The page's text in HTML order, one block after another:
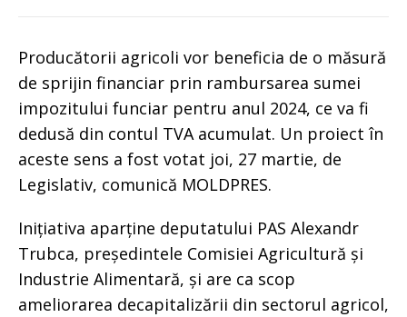
Producătorii agricoli vor beneficia de o măsură
de sprijin financiar prin rambursarea sumei
impozitului funciar pentru anul 2024, ce va fi
dedusă din contul TVA acumulat. Un proiect în
aceste sens a fost votat joi, 27 martie, de
Legislativ, comunică MOLDPRES.
Inițiativa aparține deputatului PAS Alexandr
Trubca, președintele Comisiei Agricultură și
Industrie Alimentară, și are ca scop
ameliorarea decapitalizării din sectorul agricol,